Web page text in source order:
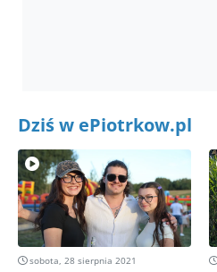
Dziś w ePiotrkow.pl
sobota, 28 sierpnia 2021